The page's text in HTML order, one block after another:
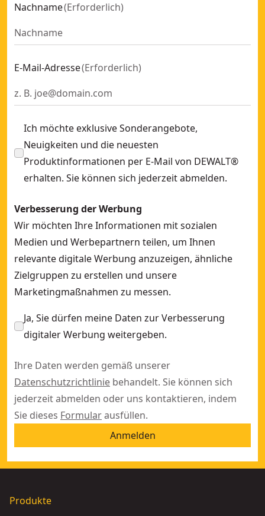
Nachname(Erforderlich)
E-Mail-Adresse(Erforderlich)
Ich möchte exklusive Sonderangebote,
Neuigkeiten und die neuesten
Produktinformationen per E-Mail von DEWALT®
erhalten. Sie können sich jederzeit abmelden.
Verbesserung der Werbung
Wir möchten Ihre Informationen mit sozialen
Medien und Werbepartnern teilen, um Ihnen
relevante digitale Werbung anzuzeigen, ähnliche
Zielgruppen zu erstellen und unsere
Marketingmaßnahmen zu messen.
Ja, Sie dürfen meine Daten zur Verbesserung
digitaler Werbung weitergeben.
Ihre Daten werden gemäß unserer
Datenschutzrichtlinie behandelt. Sie können sich
jederzeit abmelden oder uns kontaktieren, indem
Sie dieses Formularausfüllen.
Anmelden
Produkte